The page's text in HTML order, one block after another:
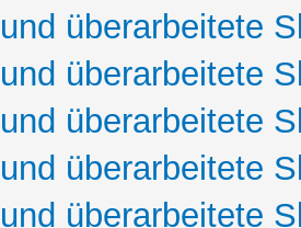
überarbeitete
überarbeitete
überarbeitete
überarbeitete
überarbeitete